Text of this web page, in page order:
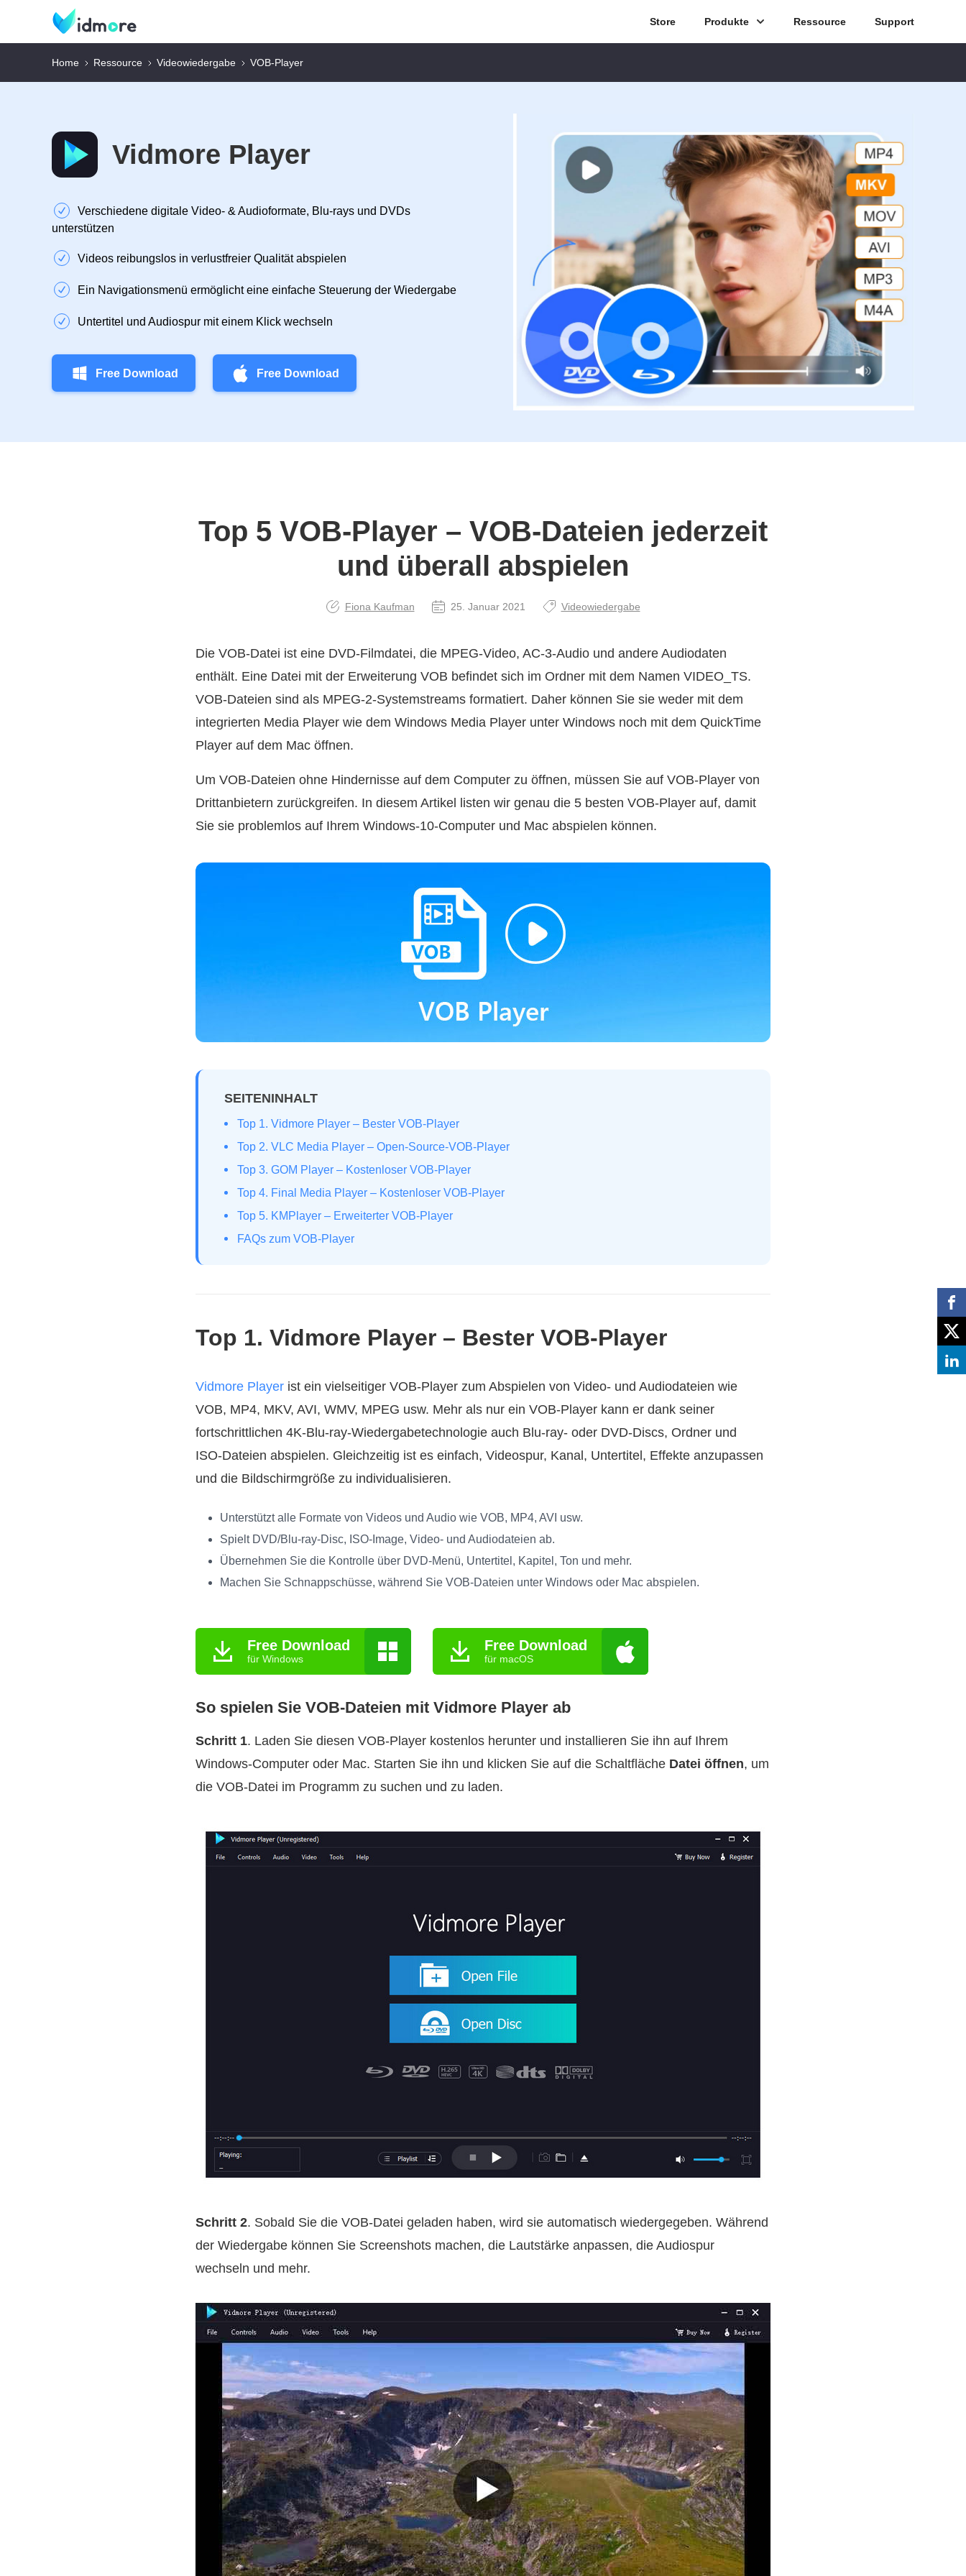
Store Produkte Ressource Support
Home Ressource Videowiedergabe VOB-Player
Vidmore Player
Verschiedene digitale Video- & Audioformate, Blu-rays und DVDs
unterstützen
Videos reibungslos in verlustfreier Qualität abspielen
Ein Navigationsmenü ermöglicht eine einfache Steuerung der Wiedergabe
Untertitel und Audiospur mit einem Klick wechseln
Free Download Free Download
Top 5 VOB‑Player – VOB‑Dateien jederzeit
und überall abspielen
Fiona Kaufman 25. Januar 2021 Videowiedergabe
Die VOB-Datei ist eine DVD-Filmd­atei, die MPEG‑Video, AC‑3‑Audio und andere Audiodaten
enthält. Eine Datei mit der Erweiterung VOB befindet sich im Ordner mit dem Namen VIDEO_TS.
VOB-Dateien sind als MPEG‑2‑Systemstreams formatiert. Daher können Sie sie weder mit dem
integrierten Media Player wie dem Windows Media Player unter Windows noch mit dem QuickTime
Player auf dem Mac öffnen.
Um VOB-Dateien ohne Hindernisse auf dem Computer zu öffnen, müssen Sie auf VOB‑Player von
Drittanbietern zurückgreifen. In diesem Artikel listen wir genau die 5 besten VOB‑Player auf, damit
Sie sie problemlos auf Ihrem Windows‑10‑Computer und Mac abspielen können.
SEITENINHALT
Top 1. Vidmore Player – Bester VOB‑Player
Top 2. VLC Media Player – Open‑Source‑VOB‑Player
Top 3. GOM Player – Kostenloser VOB‑Player
Top 4. Final Media Player – Kostenloser VOB‑Player
Top 5. KMPlayer – Erweiterter VOB‑Player
FAQs zum VOB‑Player
Top 1. Vidmore Player – Bester VOB‑Player
Vidmore Player ist ein vielseitiger VOB‑Player zum Abspielen von Video- und Audiodateien wie
VOB, MP4, MKV, AVI, WMV, MPEG usw. Mehr als nur ein VOB‑Player kann er dank seiner
fortschrittlichen 4K‑Blu‑ray‑Wiedergabetechnologie auch Blu‑ray‑ oder DVD‑Discs, Ordner und
ISO‑Dateien abspielen. Gleichzeitig ist es einfach, Videospur, Kanal, Untertitel, Effekte anzupassen
und die Bildschirmgröße zu individualisieren.
Unterstützt alle Formate von Videos und Audio wie VOB, MP4, AVI usw.
Spielt DVD/Blu‑ray‑Disc, ISO‑Image, Video- und Audiodateien ab.
Übernehmen Sie die Kontrolle über DVD‑Menü, Untertitel, Kapitel, Ton und mehr.
Machen Sie Schnappschüsse, während Sie VOB‑Dateien unter Windows oder Mac abspielen.
Free Download
für Windows
Free Download
für macOS
So spielen Sie VOB‑Dateien mit Vidmore Player ab
Schritt 1. Laden Sie diesen VOB‑Player kostenlos herunter und installieren Sie ihn auf Ihrem
Windows‑Computer oder Mac. Starten Sie ihn und klicken Sie auf die Schaltfläche Datei öffnen, um
die VOB‑Datei im Programm zu suchen und zu laden.
Schritt 2. Sobald Sie die VOB‑Datei geladen haben, wird sie automatisch wiedergegeben. Während
der Wiedergabe können Sie Screenshots machen, die Lautstärke anpassen, die Audiospur
wechseln und mehr.